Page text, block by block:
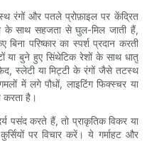
रंगों और पतले प्रोफ़ाइल पर केंद्रित
के साथ सहजता से घुल-मिल जाती हैं,
परिष्कार का स्पर्श प्रदान करती
या बुने हुए सिंथेटिक रेशों के साथ धातु
स्लेटी या मिट्टी के रंगों जैसे तटस्थ
में लगे पौधों, लाइटिंग फिक्स्चर या
करता है।
पसंद करते हैं, तो प्राकृतिक विकर या
पर विचार करें। ये गर्माहट और